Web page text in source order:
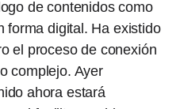
de contenidos como
forma digital. Ha existido
el proceso de conexión
complejo. Ayer
ahora estará